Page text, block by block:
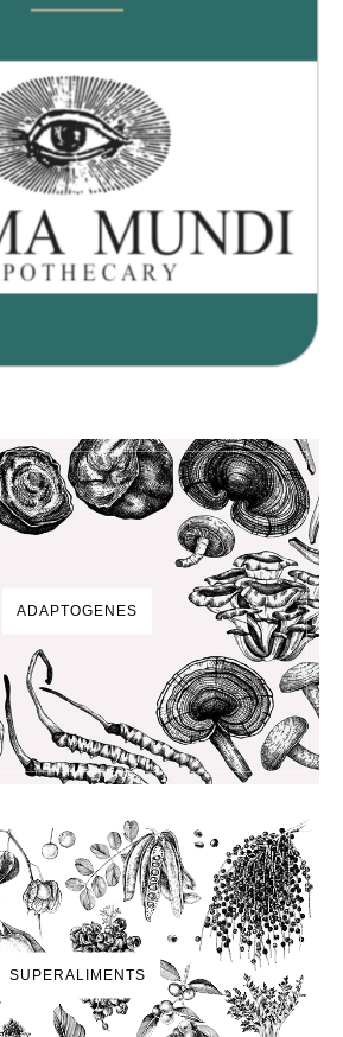
ADAPTOGENES
SUPERALIMENTS